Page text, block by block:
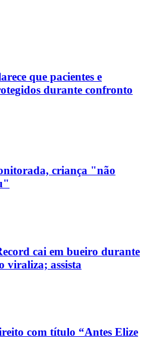
que pacientes e
durante confronto
criança "não
cai em bueiro durante
viraliza; assista
com título “Antes Elize